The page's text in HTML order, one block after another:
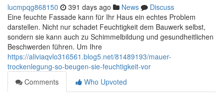
lucmpqg868150 391 days ago News
Discuss
Eine feuchte Fassade kann für Ihr Haus ein echtes Problem
darstellen. Nicht nur schadet Feuchtigkeit dem Bauwerk selbst,
sondern sie kann auch zu Schimmelbildung und gesundheitlichen
Beschwerden führen. Um Ihre
https://aliviaqvlo316561.blog5.net/81489193/mauer-
trockenlegung-so-beugen-sie-feuchtigkeit-vor
Comments
Who Upvoted